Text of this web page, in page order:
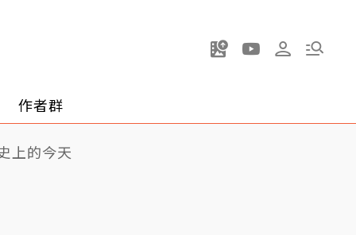
作者群
上的今天